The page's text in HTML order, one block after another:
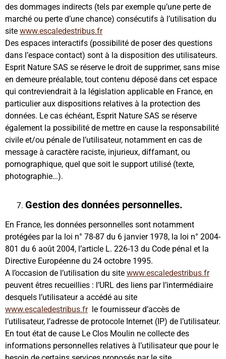
des dommages indirects (tels par exemple qu’une perte de
marché ou perte d’une chance) consécutifs à l’utilisation du
site www.escaledestribus.fr
Des espaces interactifs (possibilité de poser des questions
dans l’espace contact) sont à la disposition des utilisateurs.
Esprit Nature SAS se réserve le droit de supprimer, sans mise
en demeure préalable, tout contenu déposé dans cet espace
qui contreviendrait à la législation applicable en France, en
particulier aux dispositions relatives à la protection des
données. Le cas échéant, Esprit Nature SAS se réserve
également la possibilité de mettre en cause la responsabilité
civile et/ou pénale de l’utilisateur, notamment en cas de
message à caractère raciste, injurieux, diffamant, ou
pornographique, quel que soit le support utilisé (texte,
photographie…).
Gestion des données personnelles.
En France, les données personnelles sont notamment
protégées par la loi n° 78-87 du 6 janvier 1978, la loi n° 2004-
801 du 6 août 2004, l’article L. 226-13 du Code pénal et la
Directive Européenne du 24 octobre 1995.
A l’occasion de l’utilisation du site www.escaledestribus.fr
peuvent êtres recueillies : l’URL des liens par l’intermédiaire
desquels l’utilisateur a accédé au site
www.escaledestribus.frle fournisseur d’accès de
l’utilisateur, l’adresse de protocole Internet (IP) de l’utilisateur.
En tout état de cause Le Clos Moulin ne collecte des
informations personnelles relatives à l’utilisateur que pour le